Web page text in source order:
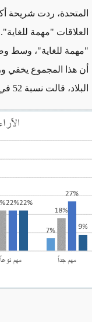
أن هذا المجموع يخفي
البلاد، قالت نسبة 52 في المئة تمامًا إنه يجب تقدير العلاقات الطيبة مع إيران.